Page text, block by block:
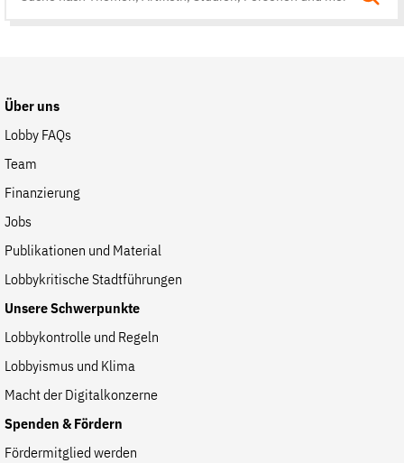
Über uns
Lobby FAQs
Team
Finanzierung
Jobs
Publikationen und Material
Lobbykritische Stadtführungen
Unsere Schwerpunkte
Lobbykontrolle und Regeln
Lobbyismus und Klima
Macht der Digitalkonzerne
Spenden & Fördern
Fördermitglied werden